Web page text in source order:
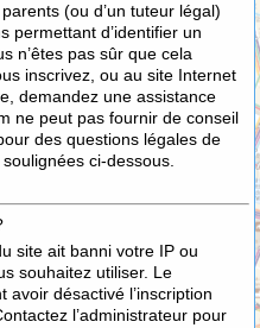
(ou d’un tuteur légal)
permettant d’identifier un
n’êtes pas sûr que cela
inscrivez, ou au site Internet
demandez une assistance
ne peut pas fournir de conseil
des questions légales de
ci-dessous.
site ait banni votre IP ou
souhaitez utiliser. Le
désactivé l’inscription
l’administrateur pour